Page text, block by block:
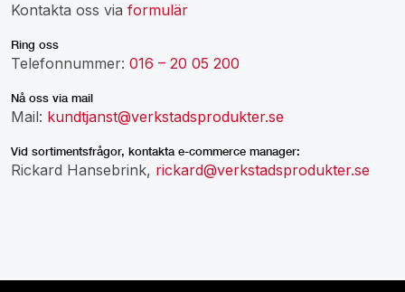
Kontakta oss via formulär
Ring oss
Telefonnummer: 016 – 20 05 200
Nå oss via mail
Mail: kundtjanst@verkstadsprodukter.se
Vid sortimentsfrågor, kontakta e-commerce manager:
Rickard Hansebrink, rickard@verkstadsprodukter.se